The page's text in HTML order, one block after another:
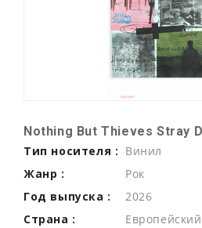
Nothing But Thieves Stray
Тип носителя : Винил
Жанр :
Рок
Год выпуска :
2026
Страна :